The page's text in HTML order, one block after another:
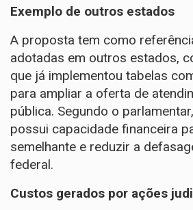
Exemplo de outros estados
A proposta tem como
adotadas em outros estados,
que já implementou tabelas
para ampliar a oferta de
pública. Segundo o
possui capacidade financeira
semelhante e reduzir a
federal.
Custos gerados por ações